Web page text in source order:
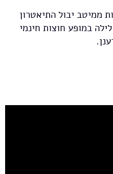
ממיטב יבול התיאטרון
במופע חוצות חינמי